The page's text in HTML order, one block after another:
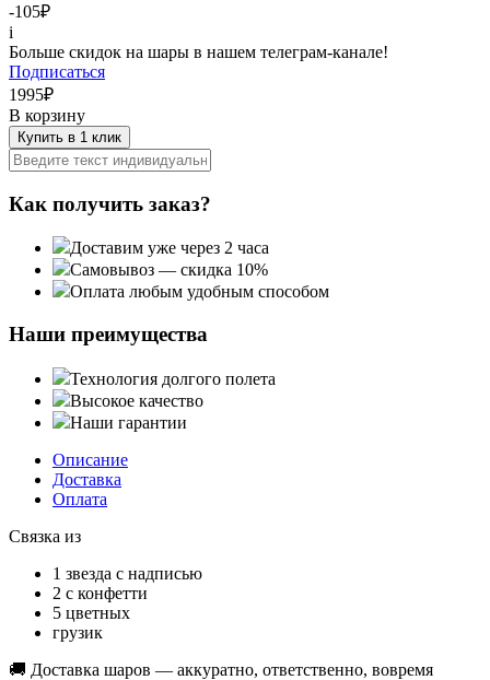
-105₽
i
Больше скидок на шары в нашем телеграм-канале!
Подписаться
1995₽
В корзину
Купить в 1 клик
Как получить заказ?
Доставим уже через 2 часа
Самовывоз — скидка 10%
Оплата любым удобным способом
Наши преимущества
Технология долгого полета
Высокое качество
Наши гарантии
Описание
Доставка
Оплата
Связка из
1 звезда с надписью
2 с конфетти
5 цветных
грузик
🚚 Доставка шаров — аккуратно, ответственно, вовремя